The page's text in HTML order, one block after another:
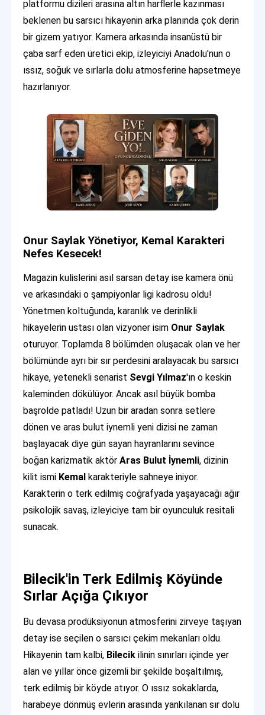
platformu dizileri arasına altın harflerle kazınması
beklenen bu sarsıcı hikayenin arka planında çok derin
bir gizem yatıyor. Kamera arkasında insanüstü bir
çaba sarf eden üretici ekip, izleyiciyi Anadolu'nun o
ıssız, soğuk ve sırlarla dolu atmosferine hapsetmeye
hazırlanıyor.
Onur Saylak Yönetiyor, Kemal Karakteri
Nefes Kesecek!
Magazin kulislerini asıl sarsan detay ise kamera önü
ve arkasındaki o şampiyonlar ligi kadrosu oldu!
Yönetmen koltuğunda, karanlık ve derinlikli
hikayelerin ustası olan vizyoner isim Onur Saylak
oturuyor. Toplamda 8 bölümden oluşacak olan ve her
bölümünde ayrı bir sır perdesini aralayacak bu sarsıcı
hikaye, yetenekli senarist Sevgi Yılmaz'ın o keskin
kaleminden dökülüyor. Ancak asıl büyük bomba
başrolde patladı! Uzun bir aradan sonra setlere
dönen ve aras bulut iynemli yeni dizisi ne zaman
başlayacak diye gün sayan hayranlarını sevince
boğan karizmatik aktörAras Bulut İynemli, dizinin
kilit ismi Kemal karakteriyle sahneye iniyor.
Karakterin o terk edilmiş coğrafyada yaşayacağı ağır
psikolojik savaş, izleyiciye tam bir oyunculuk resitali
sunacak.
Bilecik'in Terk Edilmiş Köyünde
Sırlar Açığa Çıkıyor
Bu devasa prodüksiyonun atmosferini zirveye taşıyan
detay ise seçilen o sarsıcı çekim mekanları oldu.
Hikayenin tam kalbi, Bilecik ilinin sınırları içinde yer
alan ve yıllar önce gizemli bir şekilde boşaltılmış,
terk edilmiş bir köyde atıyor. O ıssız sokaklarda,
harabeye dönmüş evlerin arasında yankılanan sır dolu